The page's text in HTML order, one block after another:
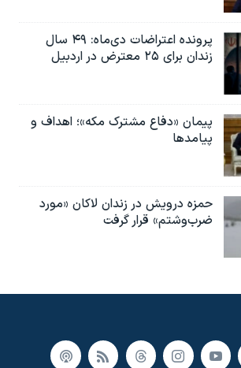
پرونده اعتراضات دی‌ماه: ۴۹ سال
زندان برای ۲۵ معترض در اردبیل
پیمان «دفاع مشترک مکه»؛ اهداف و
پیامدها
حمزه درویش در زندان لاکان «مورد
ضرب‌وشتم» قرار گرفت